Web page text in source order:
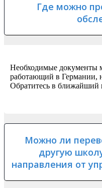
Где можно
Необходимые документы
работающий в Германии,
Обратитесь в ближайший
Можно ли
другую
направления от